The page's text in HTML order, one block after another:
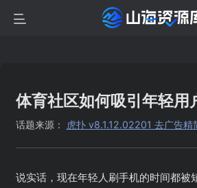
体育社区如何吸引年轻用
话题来源： 虎扑 v8.1.12.02201 去广告精
说实话，现在年轻人刷手机的时间都被